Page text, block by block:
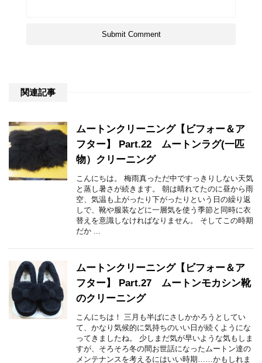
関連記事
ムートンクリーニング【ビフォー＆ア
フター】 Part.22 ムートンラグ(一匹
物）クリーニング
こんにちは。 梅雨真っただ中ですっきりしない天気
と蒸し暑さが続きます。 朝は晴れてたのに昼から雨
空、気温も上がったり下がったりという日の繰り返
しで、靴や服装などに一層気を使う季節と同時に衣
替えを意識しなければなりません。 そしてこの時期
だか ...
ムートンクリーニング【ビフォー＆ア
フター】 Part.27 ムートンモカシン靴
のクリーニング
こんにちは！ 三月も半ばにさしかかろうとしてい
て、かなり気候的に気持ちのいい日が続くようにな
ってきましたね。 少しまだ気が早いような気もしま
すが、そろそろ冬の間お世話になったムートン達の
メンテナンスを考えるにはいい時期……かもしれま